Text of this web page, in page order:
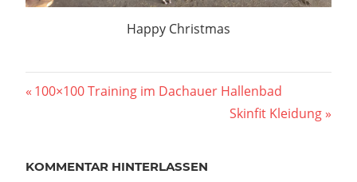
Happy Christmas
Beitragsnavigation
Vorheriger
100×100 Training im Dachauer Hallenbad
Nächster
Skinfit Kleidung
KOMMENTAR HINTERLASSEN